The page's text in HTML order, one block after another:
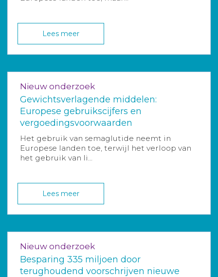
Lees meer
Nieuw onderzoek
Gewichtsverlagende middelen:
Europese gebruikscijfers en
vergoedingsvoorwaarden
Het gebruik van semaglutide neemt in
Europese landen toe, terwijl het verloop van
het gebruik van li...
Lees meer
Nieuw onderzoek
Besparing 335 miljoen door
terughoudend voorschrijven nieuwe